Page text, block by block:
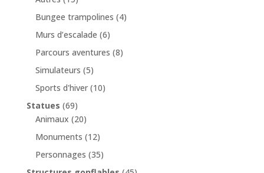
Bungee trampolines (4)
Murs d’escalade (6)
Parcours aventures (8)
Simulateurs (5)
Sports d'hiver (10)
Statues (69)
Animaux (20)
Monuments (12)
Personnages (35)